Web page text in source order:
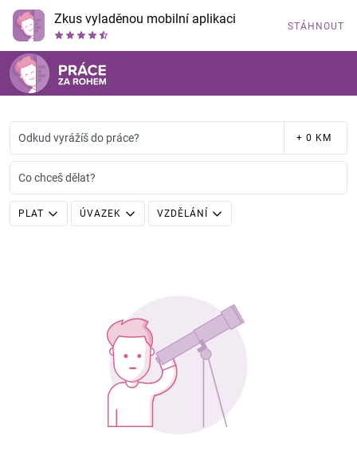
Zkus vyladěnou mobilní aplikaci STÁHNOUT
Odkud vyrážíš do práce? + 0 KM
Co chceš dělat?
PLAT ÚVAZEK VZDĚLÁNÍ